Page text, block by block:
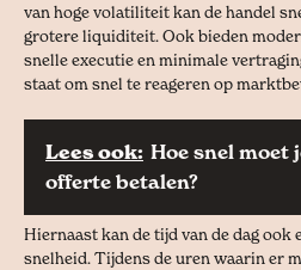
van hoge volatiliteit kan de handel
grotere liquiditeit. Ook bieden
snelle executie en minimale
staat om snel te reageren op
Lees ook: Hoe snel moet
offerte betalen?
Hiernaast kan de tijd van de dag ook
snelheid. Tijdens de uren waarin er